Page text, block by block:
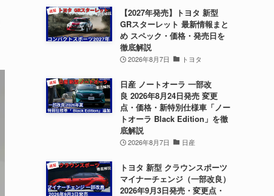
【2027年発売】トヨタ 新型
GRスターレット 最新情報まと
め スペック・価格・発売日を
徹底解説
2026年8月7日 トヨタ
日産 ノートオーラ 一部改
良 2026年8月24日発売 変更
点・価格・新特別仕様車「ノー
トオーラ Black Edition」を徹
底解説
2026年8月7日 日産
トヨタ 新型 クラウンスポーツ
マイナーチェンジ（一部改良）
2026年9月3日発売・変更点・